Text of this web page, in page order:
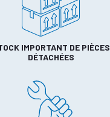
IMPORTANT DE PIÈCES
DÉTACHÉES